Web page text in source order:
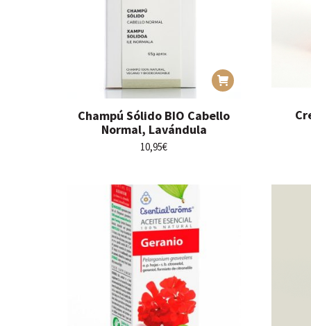
Champú Sólido BIO Cabello
Normal, Lavándula
10,95€